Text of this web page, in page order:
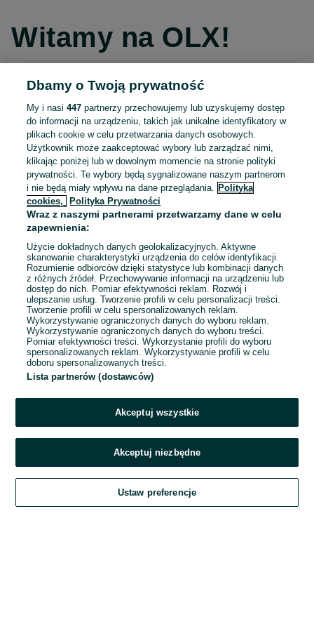
Witamy na OLX!
Kontynuuj przez Facebooka
Kontynuuj przez konto Apple
Kontynuuj przez konto Google
LUB
E-mail
Hasło
Zaloguj się
Kontynuując za pośrednictwem jednego z dostawców wskazanych powyżej,
OLX.pl w jego aktualnym brzmieniu.
Dbamy o Twoją prywatność
My i nasi447 partnerzy przechowujemy lub uzyskujemy dostęp
do informacji na urządzeniu, takich jak unikalne identyfikatory w
plikach cookie w celu przetwarzania danych osobowych.
Użytkownik może zaakceptować wybory lub zarządzać nimi,
klikając poniżej lub w dowolnym momencie na stronie polityki
prywatności. Te wybory będą sygnalizowane naszym partnerom
i nie będą miały wpływu na dane przeglądania.
Polityka
cookies,
Polityka Prywatności
Wraz z naszymi partnerami przetwarzamy dane w celu
zapewnienia:
Użycie dokładnych danych geolokalizacyjnych. Aktywne
skanowanie charakterystyki urządzenia do celów identyfikacji.
Rozumienie odbiorców dzięki statystyce lub kombinacji danych
z różnych źródeł. Przechowywanie informacji na urządzeniu lub
dostęp do nich. Pomiar efektywności reklam. Rozwój i
ulepszanie usług. Tworzenie profili w celu personalizacji treści.
Tworzenie profili w celu spersonalizowanych reklam.
Wykorzystywanie ograniczonych danych do wyboru reklam.
Wykorzystywanie ograniczonych danych do wyboru treści.
Pomiar efektywności treści. Wykorzystanie profili do wyboru
spersonalizowanych reklam. Wykorzystywanie profili w celu
doboru spersonalizowanych treści.
Lista partnerów (dostawców)
Akceptuj wszystkie
Akceptuj niezbędne
Ustaw preferencje